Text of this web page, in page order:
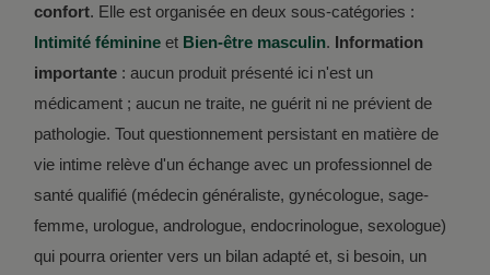
confort. Elle est organisée en deux sous-catégories :
Intimité féminine et Bien-être masculin. Information
importante : aucun produit présenté ici n'est un
médicament ; aucun ne traite, ne guérit ni ne prévient de
pathologie. Tout questionnement persistant en matière de
vie intime relève d'un échange avec un professionnel de
santé qualifié (médecin généraliste, gynécologue, sage-
femme, urologue, andrologue, endocrinologue, sexologue)
qui pourra orienter vers un bilan adapté et, si besoin, un